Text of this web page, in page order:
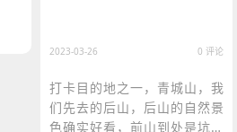
2023-03-26 0 评论
打卡目的地之一，青城山，我
们先去的后山，后山的自然景
色确实好看，前山到处是坑，